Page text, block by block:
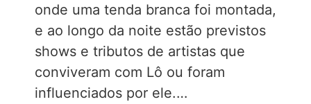
onde uma tenda branca foi montada,
e ao longo da noite estão previstos
shows e tributos de artistas que
conviveram com Lô ou foram
influenciados por ele.…